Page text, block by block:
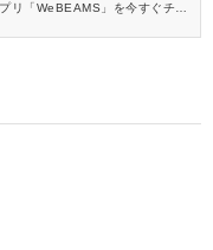
リ「WeBEAMS」を今すぐチェ